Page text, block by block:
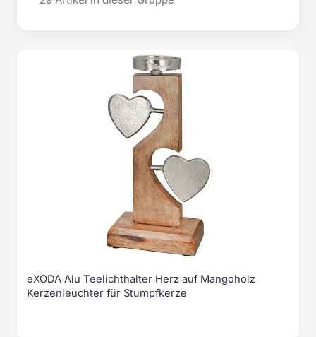
eXODA Alu Teelichthalter Herz auf Mangoholz
Kerzenleuchter für Stumpfkerze